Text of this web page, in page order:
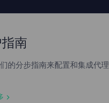
南
的分步指南来配置和集成代理